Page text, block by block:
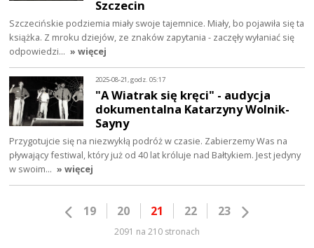
Szczecin
Szczecińskie podziemia miały swoje tajemnice. Miały, bo pojawiła się ta
książka. Z mroku dziejów, ze znaków zapytania - zaczęły wyłaniać się
odpowiedzi… » więcej
2025-08-21, godz. 05:17
"A Wiatrak się kręci" - audycja
dokumentalna Katarzyny Wolnik-
Sayny
Przygotujcie się na niezwykłą podróż w czasie. Zabierzemy Was na
pływający festiwal, który już od 40 lat króluje nad Bałtykiem. Jest jedyny
w swoim… » więcej
19 20 21 22 23
2091 na 210 stronach